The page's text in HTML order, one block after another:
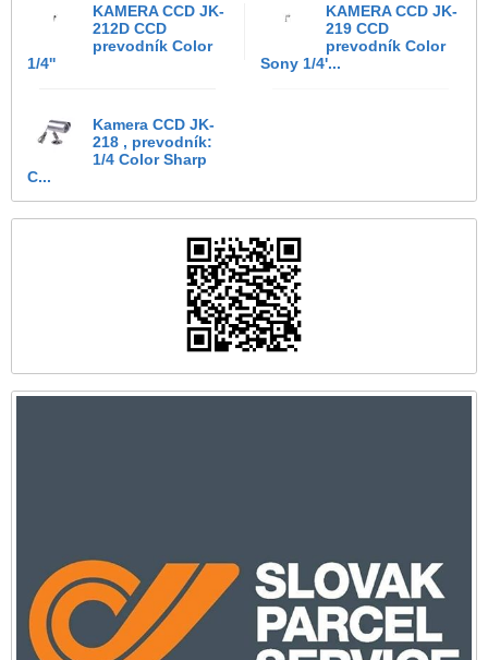
KAMERA CCD JK-
212D CCD
prevodník Color
1/4''
KAMERA CCD JK-
219 CCD
prevodník Color
Sony 1/4'...
Kamera CCD JK-
218 , prevodník:
1/4 Color Sharp
C...